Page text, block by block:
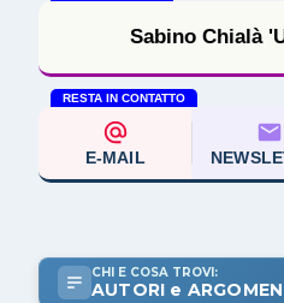
Sabino Chialà
RESTA IN CONTATTO
E-MAIL
CHI E COSA TROVI:
AUTORI e